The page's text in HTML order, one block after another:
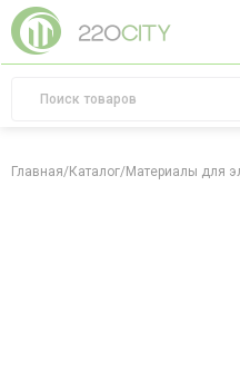
Главная/Каталог/Материалы для